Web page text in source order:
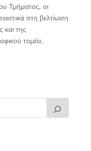
Τμήματος, οι
στη βελτίωση
και της
τομέα.